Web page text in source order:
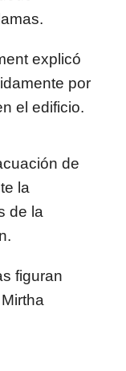
explicó
por
el edificio.
de
la
de la
figuran